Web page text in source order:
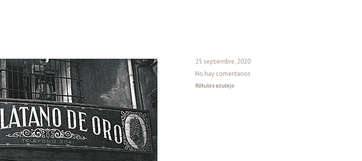
25 septiembre, 2020
No hay comentarios
Rótulos azulejo